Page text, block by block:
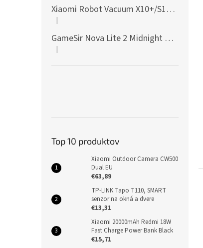
Xiaomi Robot Vacuum X10+/S10+/X10/X20+ Side Brush
Hodnotenie produktu je 5 z 5 hviezdičiek.
|
GameSir Nova Lite 2 Midnight Gray
Hodnotenie produktu je 5 z 5 hviezdičiek.
|
Top 10 produktov
Xiaomi Outdoor Camera CW500
Dual EU
€63,89
TP-LINK Tapo T110, SMART
senzor na okná a dvere
€13,31
Xiaomi 20000mAh Redmi 18W
Fast Charge Power Bank Black
€15,71